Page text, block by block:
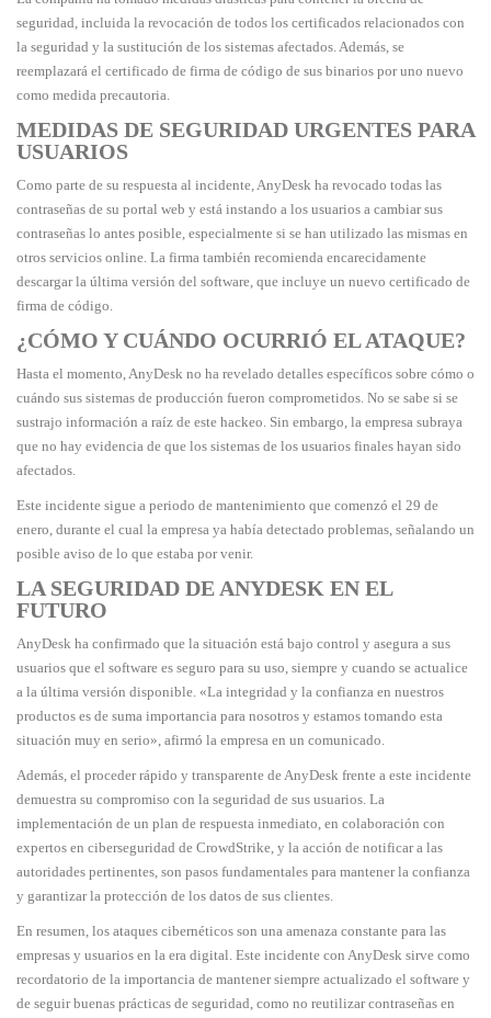
seguridad, incluida la revocación de todos los certificados relacionados con
la seguridad y la sustitución de los sistemas afectados. Además, se
reemplazará el certificado de firma de código de sus binarios por uno nuevo
como medida precautoria.
MEDIDAS DE SEGURIDAD URGENTES PARA
USUARIOS
Como parte de su respuesta al incidente, AnyDesk ha revocado todas las
contraseñas de su portal web y está instando a los usuarios a cambiar sus
contraseñas lo antes posible, especialmente si se han utilizado las mismas en
otros servicios online. La firma también recomienda encarecidamente
descargar la última versión del software, que incluye un nuevo certificado de
firma de código.
¿CÓMO Y CUÁNDO OCURRIÓ EL ATAQUE?
Hasta el momento, AnyDesk no ha revelado detalles específicos sobre cómo o
cuándo sus sistemas de producción fueron comprometidos. No se sabe si se
sustrajo información a raíz de este hackeo. Sin embargo, la empresa subraya
que no hay evidencia de que los sistemas de los usuarios finales hayan sido
afectados.
Este incidente sigue a periodo de mantenimiento que comenzó el 29 de
enero, durante el cual la empresa ya había detectado problemas, señalando un
posible aviso de lo que estaba por venir.
LA SEGURIDAD DE ANYDESK EN EL
FUTURO
AnyDesk ha confirmado que la situación está bajo control y asegura a sus
usuarios que el software es seguro para su uso, siempre y cuando se actualice
a la última versión disponible. «La integridad y la confianza en nuestros
productos es de suma importancia para nosotros y estamos tomando esta
situación muy en serio», afirmó la empresa en un comunicado.
Además, el proceder rápido y transparente de AnyDesk frente a este incidente
demuestra su compromiso con la seguridad de sus usuarios. La
implementación de un plan de respuesta inmediato, en colaboración con
expertos en ciberseguridad de CrowdStrike, y la acción de notificar a las
autoridades pertinentes, son pasos fundamentales para mantener la confianza
y garantizar la protección de los datos de sus clientes.
En resumen, los ataques cibernéticos son una amenaza constante para las
empresas y usuarios en la era digital. Este incidente con AnyDesk sirve como
recordatorio de la importancia de mantener siempre actualizado el software y
de seguir buenas prácticas de seguridad, como no reutilizar contraseñas en